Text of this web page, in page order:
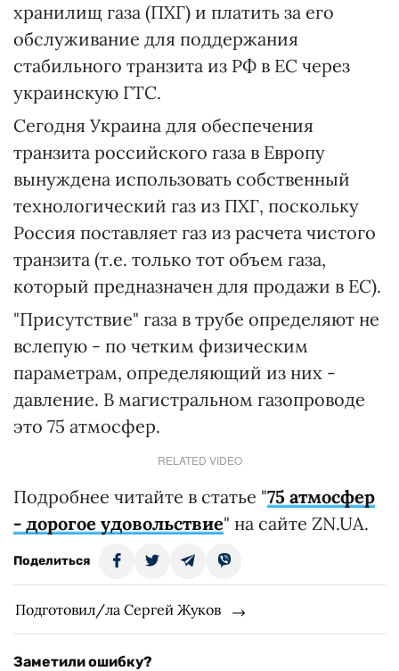
хранилищ газа (ПХГ) и платить за его
обслуживание для поддержания
стабильного транзита из РФ в ЕС через
украинскую ГТС.
Сегодня Украина для обеспечения
транзита российского газа в Европу
вынуждена использовать собственный
технологический газ из ПХГ, поскольку
Россия поставляет газ из расчета чистого
транзита (т.е. только тот объем газа,
который предназначен для продажи в ЕС).
"Присутствие" газа в трубе определяют не
вслепую - по четким физическим
параметрам, определяющий из них -
давление. В магистральном газопроводе
это 75 атмосфер.
RELATED VIDEO
Подробнее читайте в статье "75 атмосфер
- дорогое удовольствие" на сайте ZN.UA.
Поделиться
Подготовил/ла Сергей Жуков
Заметили ошибку?